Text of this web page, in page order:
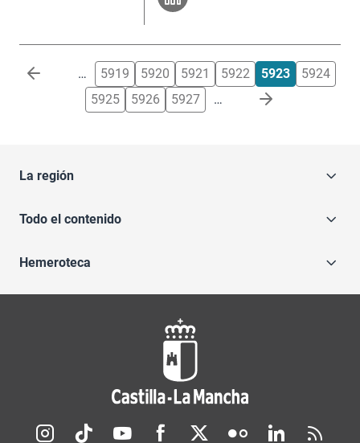
Paginación … 5919 5920 5921 5922 5923
5924
5925
5926 5927 …
La región
Todo el contenido
Hemeroteca
Redes sociales JCCM